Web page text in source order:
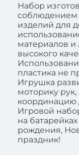
Набор
соблюдением
изделий для
материалов и
высокого
пластика не
Игрушка
моторику рук,
координацию
Игровой
на
рождения,
праздник!